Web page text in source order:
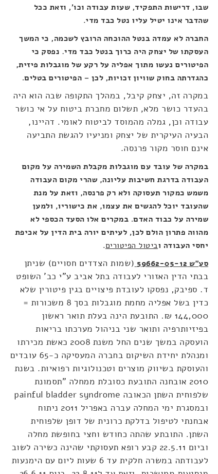
שבו, דרישות התפקיד, שעות עבודה וכו', וזאת ככל
שהדבר אינו יטיל עליו נטל כבד מדי.
החברה לא עמדה בנטל ההוכחה הרובץ לשכמה, כי המשך
העסקתו של יצחק היה כרוך בנטל כבד מדי. נפסק כי
הפיטורים נעשו מתוך אפליה על רקע של מוגבלות פיזית,
כהגדרתה בחוק שוויון זכויות, לכן – הפיטורים בטלים.
במקרה זה, יצחק קיבל, במהלך התקופה שבה הוא היה
בהעדר כושר מלא, תשלום מחברת ביטוח על אי כושר
עבודה וכן, גמלה מהמוסד לביטוח לאומי. דהיינו,
הבעיה העיקרית של יצחק ומניעיו להגשת התביעה
אינם חוסר מקור פרנסה.
במקרה של עובד עם מוגבלות מקבלת השמירה על מקום
העבודה בדרגת חשיבות עליונה, שהרי מקום העבודה
משמש כמקור תעסוקה ולא רק פרנסה, וזאת על מנת
שהעובד יוכל להגשים את עצמו, את כישוריו, ולמען
שמירה על כבוד האדם. במקרים אלו הסעד הכספי לא
מהווה פתרון הולם לכן, לעיתים יורה בית הדין על אכיפת
יחסי העבודה וביטול הפיטורים.
סע"ש 59662-05-12
(שמות הצדדים חסויים) שניתן
בבתי הדין האזורי לעבודה בתל אביב ע"י כב' השופט
ד. ספיבק, נפסקו לעובדת פיצויים בגין פיטורין שלא
כדין בשל אפליה מחמת מוגבלות בסך 8 משכורות =
144,000 ₪. התובעת הינה בעלת תואר ראשון
בפיזיותרפיה ותואר שני בניהול מערכתו בריאות
הועסקה במשך שנים החל משנת 2008 כאשת מכירתו
ומנהלת יחידת השיקום בחברה המעסיקה כ-65 עובדים
והעוסקת בשיווק מוצרים וטכנולוגיות רפואיות. בשנת
2010 אובחנה התובעת כסובלת ממחלה "תסמונת
שלפוחית השתן הכאובה painful bladder syndrome
ובמסגרת ימי המחלה עברה באפריל 2011 ניתוח
אבחנתי לטיפול בדלקת כרונית של דופן שלפוחית
השתן. התובתע שהתה כחודש וחצי בחופשת מחלה
וביום 22.5.11 קבע רופא תעסוקתי שהינה כשירה לשוב
לעבודתה במשרה חלקית עד 6 שעות ליום עם הימנעות